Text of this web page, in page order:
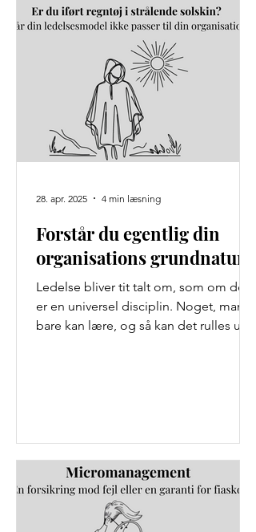
Forstår du egentlig din
organisations grundnatur?
Ledelse bliver tit talt om, som om det
er en universel disciplin. Noget, man
bare kan lære, og så kan det rulles ud
28. apr. 2025 4 min læsning